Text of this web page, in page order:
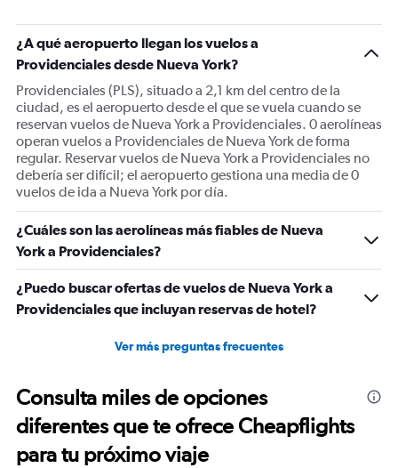
Y
axis
displaying
Number
of
flights.
Range:
0
to
24.
¿A qué aeropuerto llegan los vuelos a
Providenciales desde Nueva York?
Providenciales (PLS), situado a 2,1 km del centro de la
ciudad, es el aeropuerto desde el que se vuela cuando se
reservan vuelos de Nueva York a Providenciales. 0 aerolíneas
operan vuelos a Providenciales de Nueva York de forma
regular. Reservar vuelos de Nueva York a Providenciales no
debería ser difícil; el aeropuerto gestiona una media de 0
vuelos de ida a Nueva York por día.
¿Cuáles son las aerolíneas más fiables de Nueva
York a Providenciales?
¿Puedo buscar ofertas de vuelos de Nueva York a
Providenciales que incluyan reservas de hotel?
Ver más preguntas frecuentes
Consulta miles de opciones
diferentes que te ofrece Cheapflights
para tu próximo viaje